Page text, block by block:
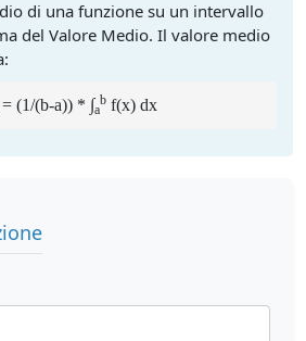
di una funzione su un intervallo
del Valore Medio. Il valore medio
(1/(b-a)) * ∫a
bf(x) dx